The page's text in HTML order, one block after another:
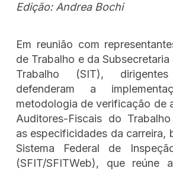
Edição: Andrea Bochi
Em reunião com
de Trabalho e da
Trabalho (SIT),
defenderam a
metodologia de verificação de
Auditores-Fiscais do
as especificidades da carreira,
Sistema Federal de
(SFIT/SFITWeb), que reúne